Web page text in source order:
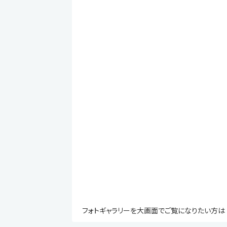
フォトギャラリーを大画面でご覧になりたい方は